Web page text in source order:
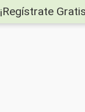
¡Regístrate